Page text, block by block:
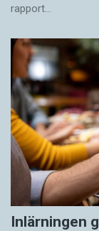
rapport…
Inlärningen